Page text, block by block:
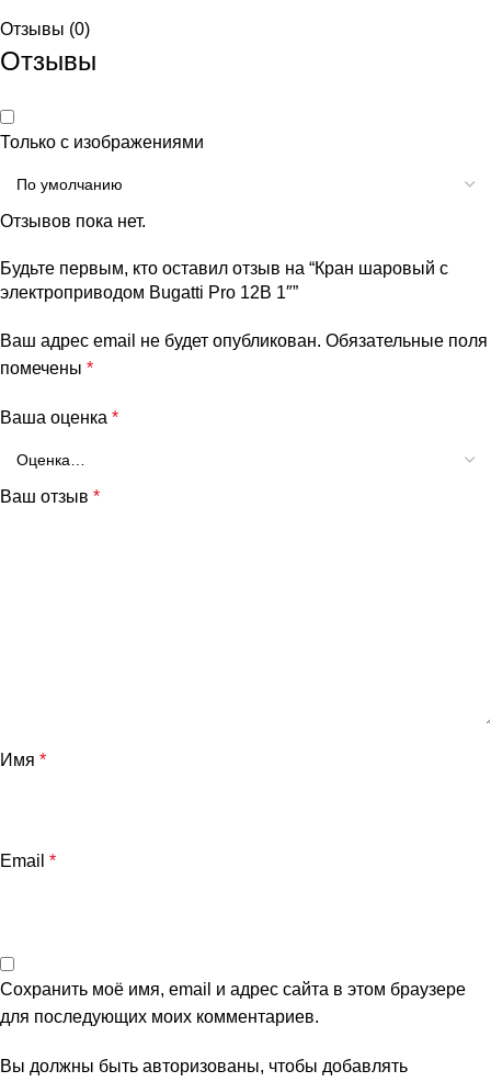
Отзывы (0)
Отзывы
Только с изображениями
Отзывов пока нет.
Будьте первым, кто оставил отзыв на “Кран шаровый с
электроприводом Bugatti Pro 12В 1″”
Ваш адрес email не будет опубликован. Обязательные поля
помечены *
Ваша оценка *
Ваш отзыв *
Имя *
Email *
Сохранить моё имя, email и адрес сайта в этом браузере
для последующих моих комментариев.
Вы должны быть авторизованы, чтобы добавлять